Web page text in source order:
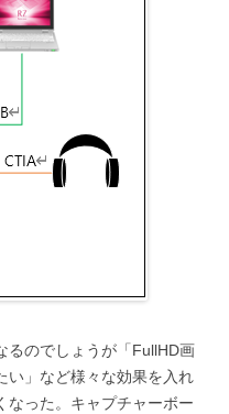
のでしょうが「FullHD画
い」など様々な効果を入れ
なった。キャプチャーボー